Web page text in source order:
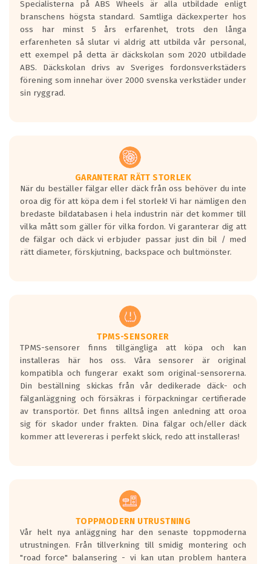
längsta.
Inga D eller G betyg delas ut för
personbilar och lätta lastbilar.
Betyget sätts efter ett test där däcken
skall bromsa in på en väg där det ligger
0.5-1.5 mm vatten.
I 80km/h kommer skillnaden på
Vid körning i över 50km/h brukar
rullmotståndets ljud överträffa
motorljudet.
På däckmärkningen kommer det finnas
en symbol av ett däck med vågar. Hög
bullernivå markeras med svarta vågor
medans de vita vågorna påvisar om det är
ett tyst däck.
regelverket som introduceras år 2016.
Ett däck med två svarta vågor är redan
godkända för år 2016 nya regelverk.
Ett däck med en svart våg kommer vara
minst tre decibel tystare än det
regelverk som börjar gälla 2016.
Specialisterna på ABS Wheels är alla utbildade enligt
branschens högsta standard. Samtliga däckexperter hos
oss har minst 5 års erfarenhet, trots den långa
erfarenheten så slutar vi aldrig att utbilda vår personal,
ett exempel på detta är däckskolan som 2020 utbildade
ABS. Däckskolan drivs av Sveriges fordonsverkstäders
förening som innehar över 2000 svenska verkstäder under
sin ryggrad.
GARANTERAT RÄTT STORLEK
När du beställer fälgar eller däck från oss behöver du inte
oroa dig för att köpa dem i fel storlek! Vi har nämligen den
bredaste bildatabasen i hela industrin när det kommer till
vilka mått som gäller för vilka fordon. Vi garanterar dig att
de fälgar och däck vi erbjuder passar just din bil / med
rätt diameter, förskjutning, backspace och bultmönster.
TPMS-SENSORER
TPMS-sensorer finns tillgängliga att köpa och kan
installeras här hos oss. Våra sensorer är original
kompatibla och fungerar exakt som original-sensorerna.
Din beställning skickas från vår dedikerade däck- och
fälganläggning och försäkras i förpackningar certifierade
av transportör. Det finns alltså ingen anledning att oroa
sig för skador under frakten. Dina fälgar och/eller däck
kommer att levereras i perfekt skick, redo att installeras!
TOPPMODERN UTRUSTNING
Vår helt nya anläggning har den senaste toppmoderna
utrustningen. Från tillverkning till smidig montering och
"road force" balansering - vi kan utan problem hantera